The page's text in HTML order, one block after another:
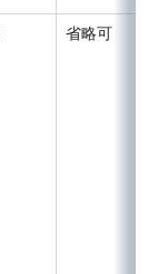
省略可